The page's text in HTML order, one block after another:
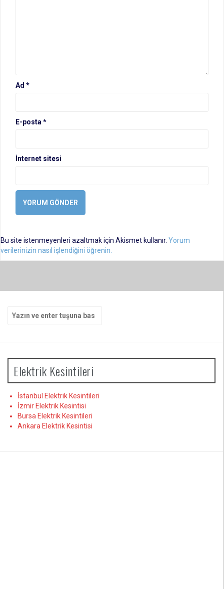
Ad *
E-posta *
İnternet sitesi
Bu site istenmeyenleri azaltmak için Akismet kullanır. Yorum
verilerinizin nasıl işlendiğini öğrenin.
yap:
Elektrik Kesintileri
İstanbul Elektrik Kesintileri
İzmir Elektrik Kesintisi
Bursa Elektrik Kesintileri
Ankara Elektrik Kesintisi